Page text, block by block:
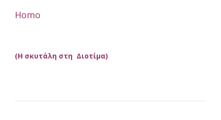
Homo
(Η σκυτάλη στη Διοτίμα)